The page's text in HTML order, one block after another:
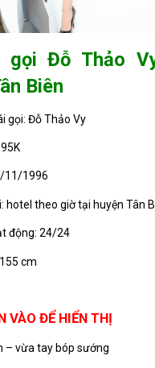
gọi Đỗ Thảo
Biên
gọi: Đỗ Thảo Vy
11/1996
hotel theo giờ tại huyện Tân
động: 24/24
cm
VÀO ĐỂ HIỂN THỊ
– vừa tay bóp sướng